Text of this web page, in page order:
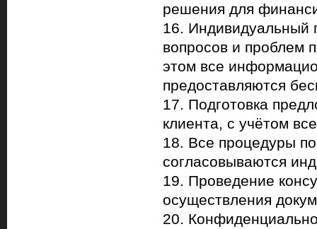
решения для
16. Индивидуальный
вопросов и проблем
этом все
предоставляются
17. Подготовка
клиента, с учётом
18. Все процедуры
согласовываются
19. Проведение
осуществления
20.